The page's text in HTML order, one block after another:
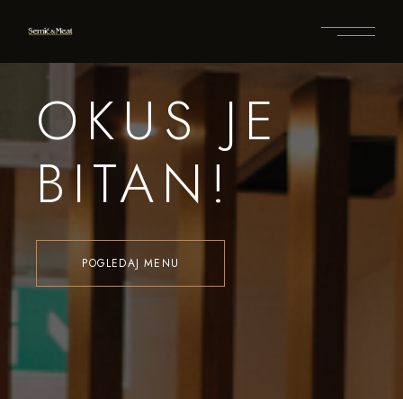
OKUS JE
BITAN!
POGLEDAJ MENU